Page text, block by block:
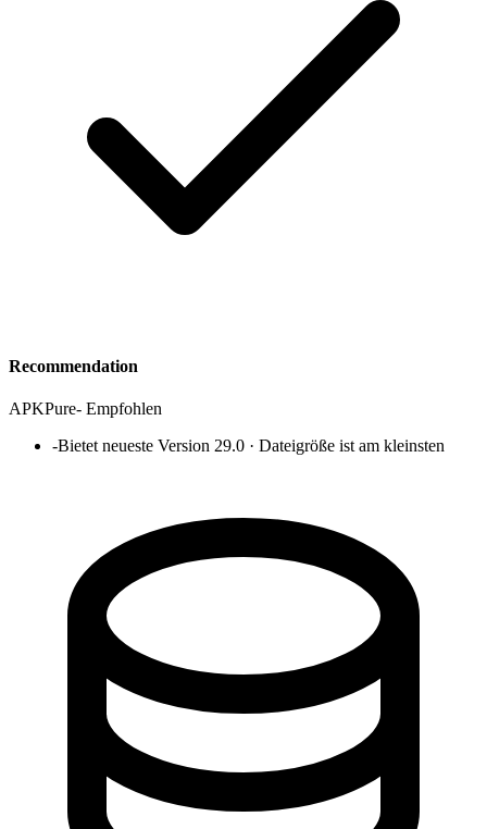
Recommendation
APKPure- Empfohlen
-Bietet neueste Version 29.0 · Dateigröße ist am kleinsten